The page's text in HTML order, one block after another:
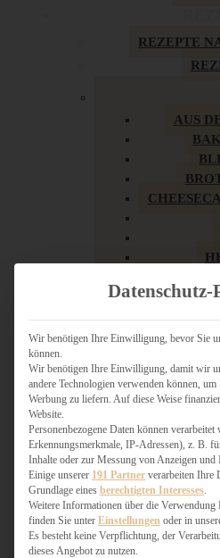
REZEPTE
AUS
LOW
MY
Datenschutz-
Wir benötigen Ihre Einwilligung, bevor Sie
können.
Wir benötigen Ihre Einwilligung, damit wir
andere Technologien verwenden können,
Werbung zu liefern. Auf diese Weise
Website.
Personenbezogene Daten können verarbeitet
Erkennungsmerkmale, IP-Adressen), z. B.
Inhalte oder zur Messung von Anzeigen und
Einige unserer 191 Partner verarbeiten Ihre
Grundlage eines berechtigten Interesses
Weitere Informationen über die Verwendung
finden Sie unter Einstellungen oder in
Es besteht keine Verpflichtung, der
dieses Angebot zu nutzen.